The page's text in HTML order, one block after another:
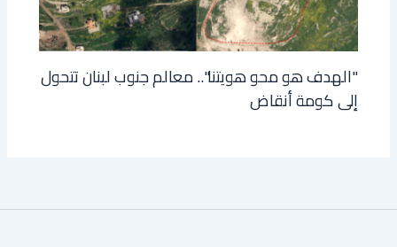
"الهدف هو محو هويتنا".. معالم جنوب لبنان تتحول
إلى كومة أنقاض